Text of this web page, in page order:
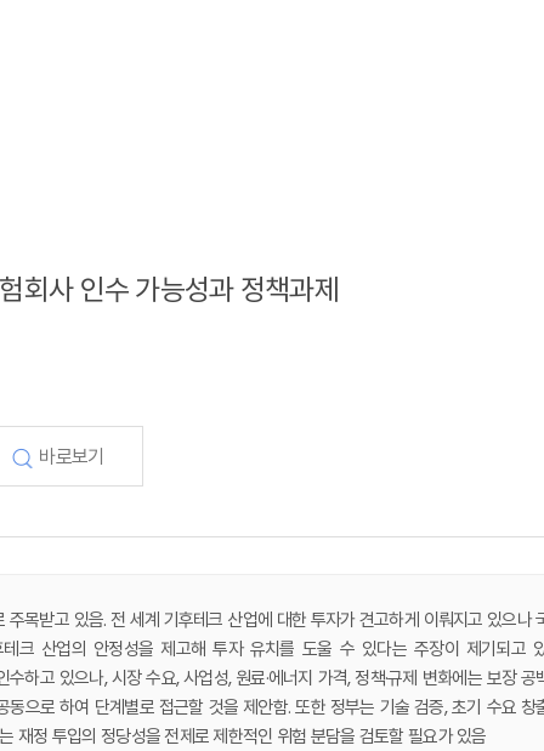
회사 인수 가능성과 정책과제
바로보기
목받고 있음. 전 세계 기후테크 산업에 대한 투자가 견고하게 이뤄지고 있으나
크 산업의 안정성을 제고해 투자 유치를 도울 수 있다는 주장이 제기되고
하고 있으나, 시장 수요, 사업성, 원료·에너지 가격, 정책·규제 변화에는 보장 공
으로 하여 단계별로 접근할 것을 제안함. 또한 정부는 기술 검증, 초기 수요 창
재정 투입의 정당성을 전제로 제한적인 위험 분담을 검토할 필요가 있음